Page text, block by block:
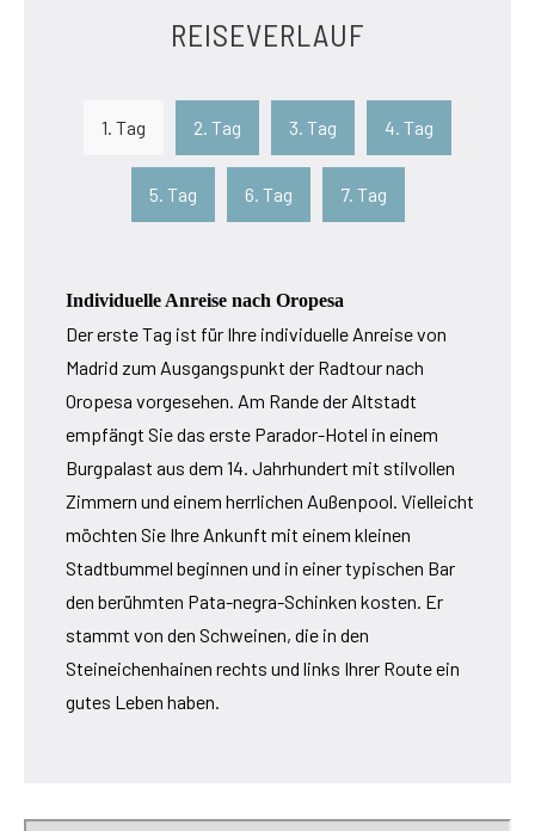
REISEVERLAUF
1. Tag 2. Tag 3. Tag 4. Tag
5. Tag 6. Tag 7. Tag
Individuelle Anreise nach Oropesa
Der erste Tag ist für Ihre individuelle Anreise von
Madrid zum Ausgangspunkt der Radtour nach
Oropesa vorgesehen. Am Rande der Altstadt
empfängt Sie das erste Parador-Hotel in einem
Burgpalast aus dem 14. Jahrhundert mit stilvollen
Zimmern und einem herrlichen Außenpool. Vielleicht
möchten Sie Ihre Ankunft mit einem kleinen
Stadtbummel beginnen und in einer typischen Bar
den berühmten Pata-negra-Schinken kosten. Er
stammt von den Schweinen, die in den
Steineichenhainen rechts und links Ihrer Route ein
gutes Leben haben.